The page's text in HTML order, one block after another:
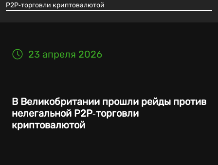
P2P‑торговли криптовалютой
23 апреля 2026
В Великобритании прошли рейды против
нелегальной P2P‑торговли
криптовалютой